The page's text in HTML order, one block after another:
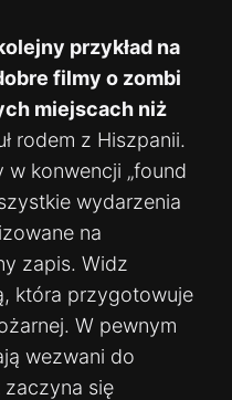
przykład na
filmy o zombi
miejscach niż
rodem z Hiszpanii.
w konwencji „found
wydarzenia
na
zapis. Widz
która przygotowuje
W pewnym
wezwani do
się